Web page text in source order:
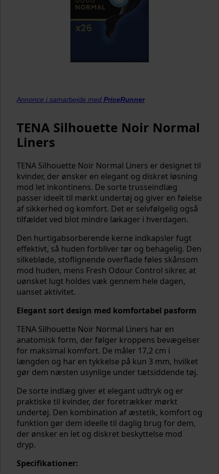
Annonce i samarbejde med PriceRunner
TENA Silhouette Noir Normal
Liners
TENA Silhouette Noir Normal Liners er designet til
kvinder, der ønsker en elegant og diskret løsning
mod let inkontinens. De sorte trusseindlæg
passer ideelt til mørkt undertøj og giver en følelse
af sikkerhed og komfort. Det er selvfølgelig også
tilfældet ved blot mindre lækager i hverdagen.
Den hurtigabsorberende kerne indkapsler fugt
effektivt, så huden forbliver tør og behagelig. Den
silkebløde, stoflignende overflade føles skånsom
mod huden, mens Fresh Odour Control sikrer, at
uønsket lugt holdes væk gennem hele dagen,
uanset aktivitet.
Elegant sort design med komfortabel pasform
TENA Silhouette Noir Normal Liners har en
anatomisk form, der følger kroppens bevægelser
for maksimal komfort. De måler 17,2 cm i
længden og har en tykkelse på kun 3 mm, hvilket
gør dem næsten usynlige under tætsiddende tøj.
De sorte indlæg giver et elegant udtryk og er
praktiske til kvinder, der foretrækker mørkt
undertøj. Den kombination af æstetik, komfort og
funktion gør dem ideelle til daglig brug for dem,
der ønsker en let og diskret beskyttelse mod
dryp.
Specifikationer: